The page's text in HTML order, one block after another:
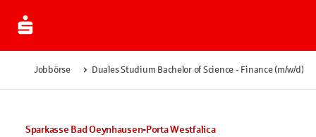
Jobbörse Duales Studium Bachelor of Science - Finance (m/w/d)
Sparkasse Bad Oeynhausen-Porta Westfalica